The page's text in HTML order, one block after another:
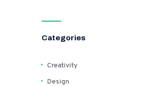
Categories
Creativity
Design